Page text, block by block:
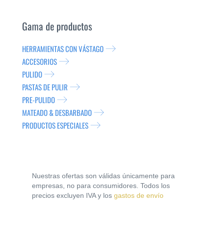
Gama de productos
HERRAMIENTAS CON VÁSTAGO
ACCESORIOS
PULIDO
PASTAS DE PULIR
PRE-PULIDO
MATEADO & DESBARBADO
PRODUCTOS ESPECIALES
Nuestras ofertas son válidas únicamente para
empresas, no para consumidores. Todos los
precios excluyen IVA y los gastos de envío